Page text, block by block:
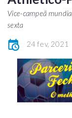
Vice-campeã
sexta
24 fev, 2021